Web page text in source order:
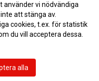
2017-11-28 16:01
2017-10-02 10:49
använder vi nödvändiga
att stänga av.
cookies, t.ex. för statistik
du vill acceptera dessa.
alla